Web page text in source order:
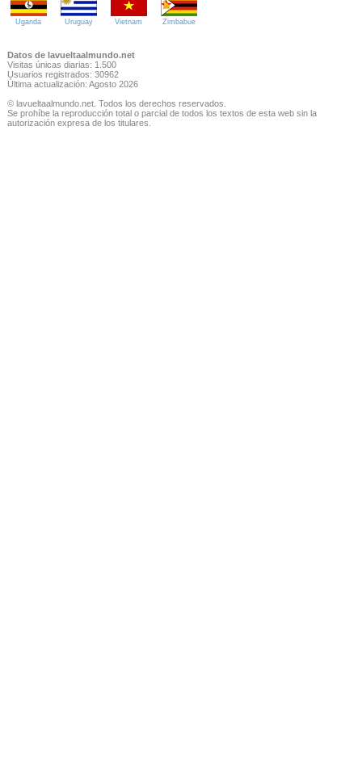
Uganda Uruguay Vietnam Zimbabue
Datos de lavueltaalmundo.net
Visitas únicas diarias: 1.500
Usuarios registrados: 30962
Última actualización: Agosto 2026
© lavueltaalmundo.net. Todos los derechos reservados.
Se prohíbe la reproducción total o parcial de todos los textos de esta web sin la
autorización expresa de los titulares.